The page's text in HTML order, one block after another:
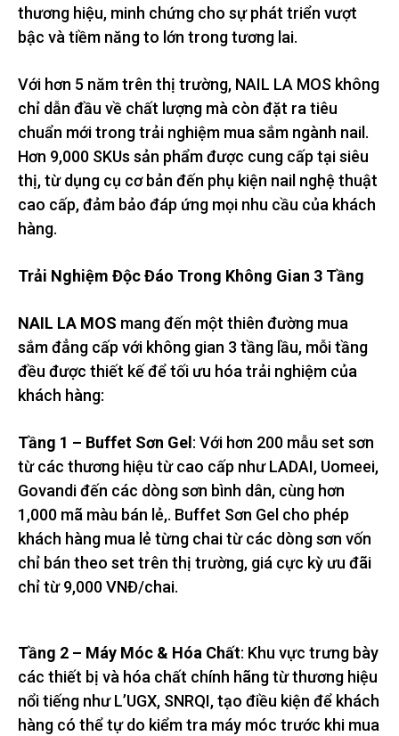
thương hiệu, minh chứng cho sự phát triển vượt
bậc và tiềm năng to lớn trong tương lai.
Với hơn 5 năm trên thị trường, NAIL LA MOS không
chỉ dẫn đầu về chất lượng mà còn đặt ra tiêu
chuẩn mới trong trải nghiệm mua sắm ngành nail.
Hơn 9,000 SKUs sản phẩm được cung cấp tại siêu
thị, từ dụng cụ cơ bản đến phụ kiện nail nghệ thuật
cao cấp, đảm bảo đáp ứng mọi nhu cầu của khách
hàng.
Trải Nghiệm Độc Đáo Trong Không Gian 3 Tầng
NAIL LA MOS mang đến một thiên đường mua
sắm đẳng cấp với không gian 3 tầng lầu, mỗi tầng
đều được thiết kế để tối ưu hóa trải nghiệm của
khách hàng:
Tầng 1 – Buffet Sơn Gel : Với hơn 200 mẫu set sơn
từ các thương hiệu từ cao cấp như LADAI, Uomeei,
Govandi đến các dòng sơn bình dân, cùng hơn
1,000 mã màu bán lẻ,. Buffet Sơn Gel cho phép
khách hàng mua lẻ từng chai từ các dòng sơn vốn
chỉ bán theo set trên thị trường, giá cực kỳ ưu đãi
chỉ từ 9,000 VNĐ/chai.
Tầng 2 – Máy Móc & Hóa Chất: Khu vực trưng bày
các thiết bị và hóa chất chính hãng từ thương hiệu
nổi tiếng như L’UGX, SNRQI, tạo điều kiện để khách
hàng có thể tự do kiểm tra máy móc trước khi mua